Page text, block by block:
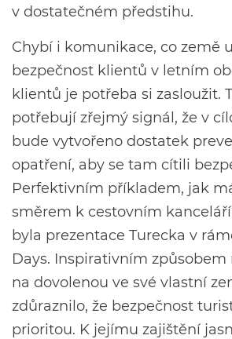
v dostatečném předstihu.
Chybí i komunikace, co země
bezpečnost klientů v letním
klientů je potřeba si zasloužit.
potřebují zřejmý signál, že v
bude vytvořeno dostatek
opatření, aby se tam cítili
Perfektivním příkladem, jak
směrem k cestovním
byla prezentace Turecka v
Days. Inspirativním způsobem
na dovolenou ve své vlastní
zdůraznilo, že bezpečnost
prioritou. K jejímu zajištění